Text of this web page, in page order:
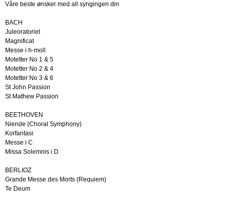
Våre beste ønsker med all syngingen din
BACH
Juleoratoriet
Magnificat
Messe i h-moll
Motetter No 1 & 5
Motetter No 2 & 4
Motetter No 3 & 6
St John Passion
St Mathew Passion
BEETHOVEN
Niende (Choral Symphony)
Korfantasi
Messe i C
Missa Solemnis i D
BERLIOZ
Grande Messe des Morts (Requiem)
Te Deum